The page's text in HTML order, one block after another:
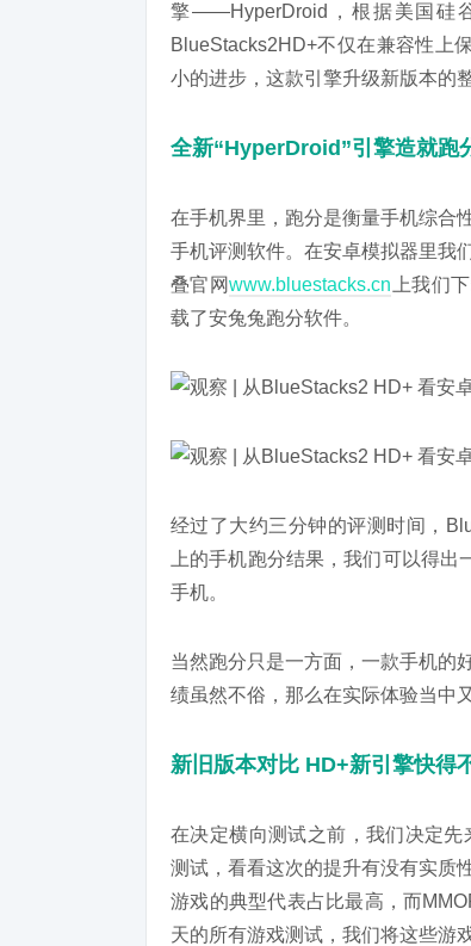
擎——HyperDroid，根据美国硅
BlueStacks2HD+不仅在兼容性上
小的进步，这款引擎升级新版本的
全新“HyperDroid”引擎造就跑
在手机界里，跑分是衡量手机综合
手机评测软件。在安卓模拟器里我
叠官网www.bluestacks.cn 上我们
载了安兔兔跑分软件。
经过了大约三分钟的评测时间，
上的手机跑分结果，我们可以得
手机。
当然跑分只是一方面，一款手机的
绩虽然不俗，那么在实际体验当中
新旧版本对比 HD+新引擎快得
在决定横向测试之前，我们决定
测试，看看这次的提升有没有实质
游戏的典型代表占比最高，而
天的所有游戏测试，我们将这些游